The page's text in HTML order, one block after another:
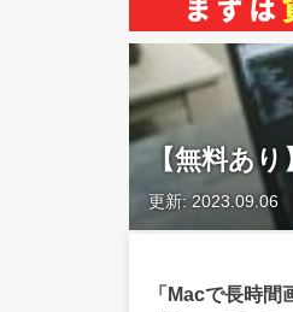
【無料あ
更新: 2023.09.06
「Macで長時間